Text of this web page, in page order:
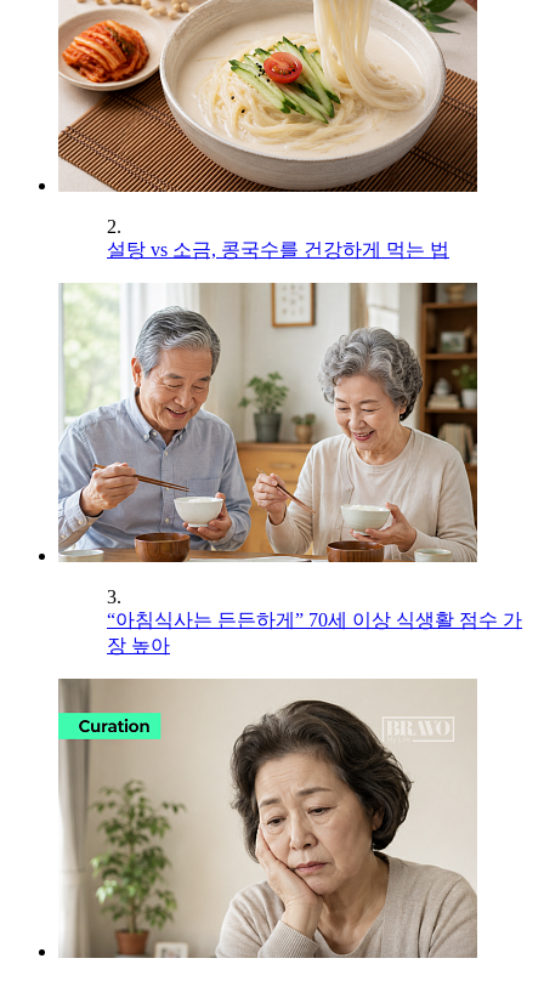
2.
설탕 vs 소금, 콩국수를 건강하게 먹는 법
3.
“아침식사는 든든하게” 70세 이상 식생활 점수 가
장 높아